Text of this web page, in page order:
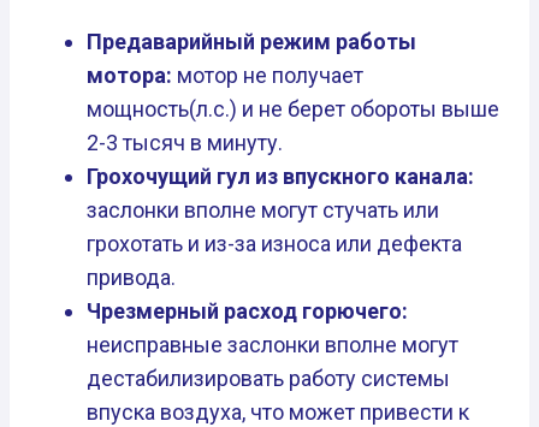
Предаварийный режим работы
мотора: мотор не получает
мощность(л.с.) и не берет обороты выше
2-3 тысяч в минуту.
Грохочущий гул из впускного канала:
заслонки вполне могут стучать или
грохотать и из-за износа или дефекта
привода.
Чрезмерный расход горючего:
неисправные заслонки вполне могут
дестабилизировать работу системы
впуска воздуха, что может привести к